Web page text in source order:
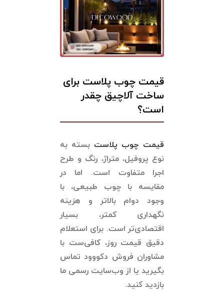
قیمت چوب پلاست برای
ساخت آلاچیق چقدر
است؟
قیمت چوب پلاست بسته به
نوع پروفیل، متراژ، رنگ و طرح
اجرا متفاوت است. اما در
مقایسه با چوب طبیعی، با
وجود دوام بالاتر و هزینه
نگهداری کمتر، بسیار
اقتصادی‌تر است. برای استعلام
دقیق قیمت روز، کافی‌ست با
مشاوران فروش دکووود تماس
بگیرید یا از وب‌سایت رسمی ما
بازدید کنید.